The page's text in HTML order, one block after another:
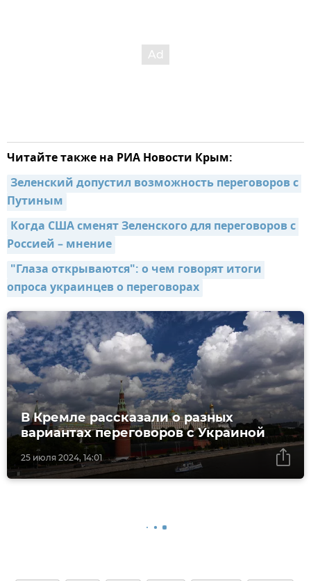
Читайте также на РИА Новости Крым:
Зеленский допустил возможность переговоров с
Путиным
Когда США сменят Зеленского для переговоров с
Россией – мнение
"Глаза открываются": о чем говорят итоги
опроса украинцев о переговорах
25 июля 2024, 14:01
В Кремле рассказали о разных
вариантах переговоров с Украиной